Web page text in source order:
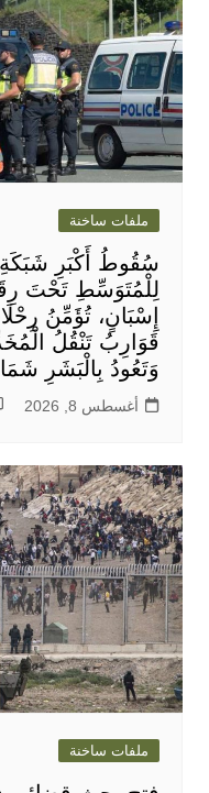
ملفات ساخنة
سُقُوطُ أَكْبَرِ شَبَكَةِ
لِلْمُتَوَسِّطِ تَحْتَ
إِسْبَانٍ، تُؤَمِّنُ
قَوَارِبُ تَنْقُلُ
وَتَعُودُ بِالْبَشَرِ
أغسطس 8, 2026
ملفات ساخنة